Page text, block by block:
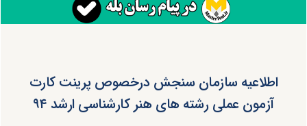
اطلاعیه سازمان سنجش درخصوص پرینت کارت
آزمون عملی رشته های هنر کارشناسی ارشد ۹۴